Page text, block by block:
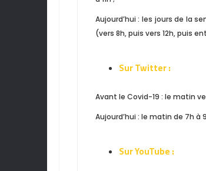
Aujourd’hui : les jours de la
(vers 8h, puis vers 12h, puis
Sur Twitter :
Avant le Covid-19 : le matin
Aujourd’hui : le matin de 7h à
Sur YouTube :